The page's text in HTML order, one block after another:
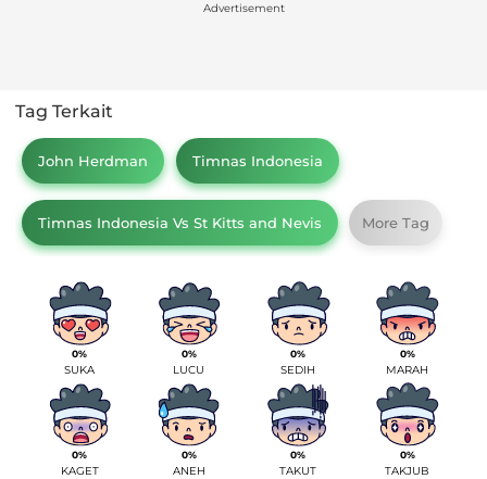
Advertisement
Tag Terkait
John Herdman Timnas Indonesia
Timnas Indonesia Vs St Kitts and Nevis More Tag
0%
SUKA
0%
LUCU
0%
SEDIH
0%
MARAH
0%
KAGET
0%
ANEH
0%
TAKUT
0%
TAKJUB